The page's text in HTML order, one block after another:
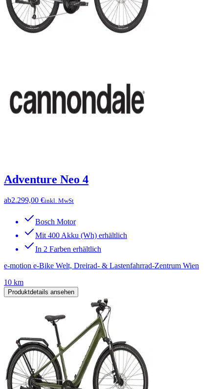
Adventure Neo 4
ab2.299,00 €inkl. MwSt
Bosch Motor
Mit 400 Akku (Wh) erhältlich
In 2 Farben erhältlich
e-motion e-Bike Welt, Dreirad- & Lastenfahrrad-Zentrum Wien
10 km
Produktdetails ansehen